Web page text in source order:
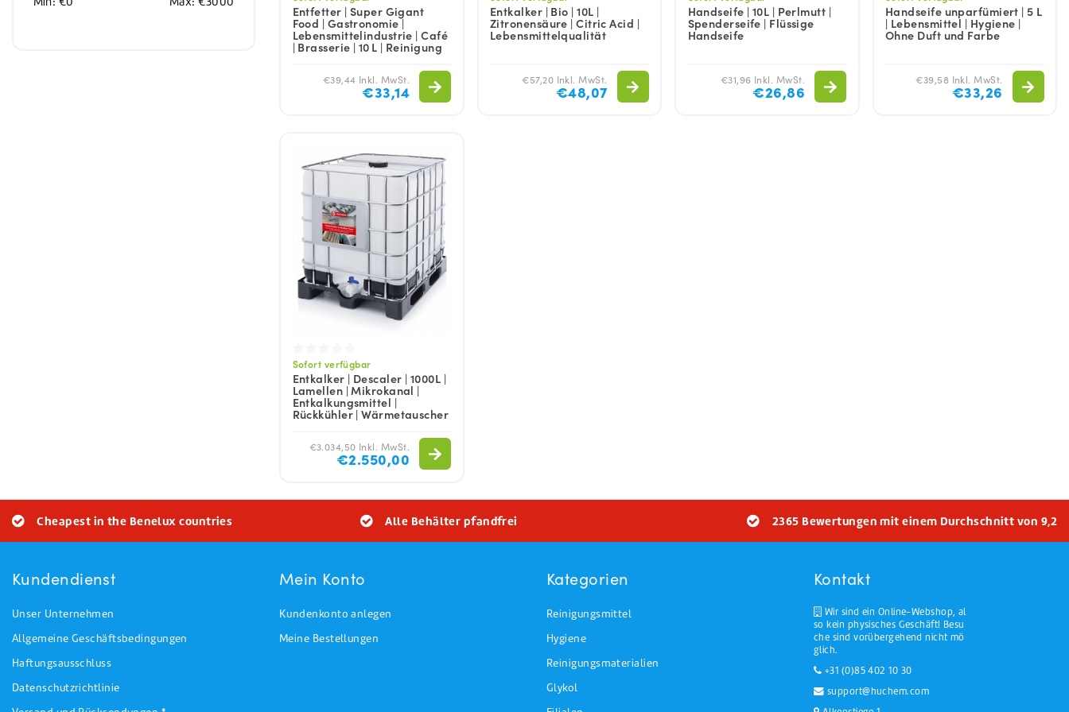
Entfetter | Super Gigant
Food | Gastronomie |
Lebensmittelindustrie | Café
| Brasserie | 10 L | Reinigung
€39,44 Inkl. MwSt.
€33,14
Entkalker | Bio | 10L |
Zitronensäure | Citric Acid |
Lebensmittelqualität
€57,20 Inkl. MwSt.
€48,07
Handseife | 10L | Perlmutt |
Spenderseife | Flüssige
Handseife
€31,96 Inkl. MwSt.
€26,86
Handseife unparfümiert | 5 L
| Lebensmittel | Hygiene |
Ohne Duft und Farbe
€39,58 Inkl. MwSt.
€33,26
Sofort verfügbar
Entkalker | Descaler | 1000L |
Lamellen | Mikrokanal |
Entkalkungsmittel |
Rückkühler | Wärmetauscher
€3.034,50 Inkl. MwSt.
€2.550,00
Cheapest in the Benelux countries Alle Behälter pfandfrei 2365 Bewertungen mit einem Durchschnitt von 9,2
Kundendienst
Unser Unternehmen
Allgemeine Geschäftsbedingungen
Haftungsausschluss
Datenschutzrichtlinie
Mein Konto
Kundenkonto anlegen
Meine Bestellungen
Kategorien
Reinigungsmittel
Hygiene
Reinigungsmaterialien
Glykol
Kontakt
Wir sind ein Online-Webshop, al
so kein physisches Geschäft! Besu
che sind vorübergehend nicht mö
glich.
+31 (0)85 402 10 30
support@huchem.com